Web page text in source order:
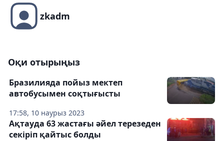
zkadm
Оқи отырыңыз
17:58, 10 наурыз 2023
Бразилияда пойыз мектеп
автобусымен соқтығысты
Ақтауда 63 жастағы әйел терезеден
секіріп қайтыс болды